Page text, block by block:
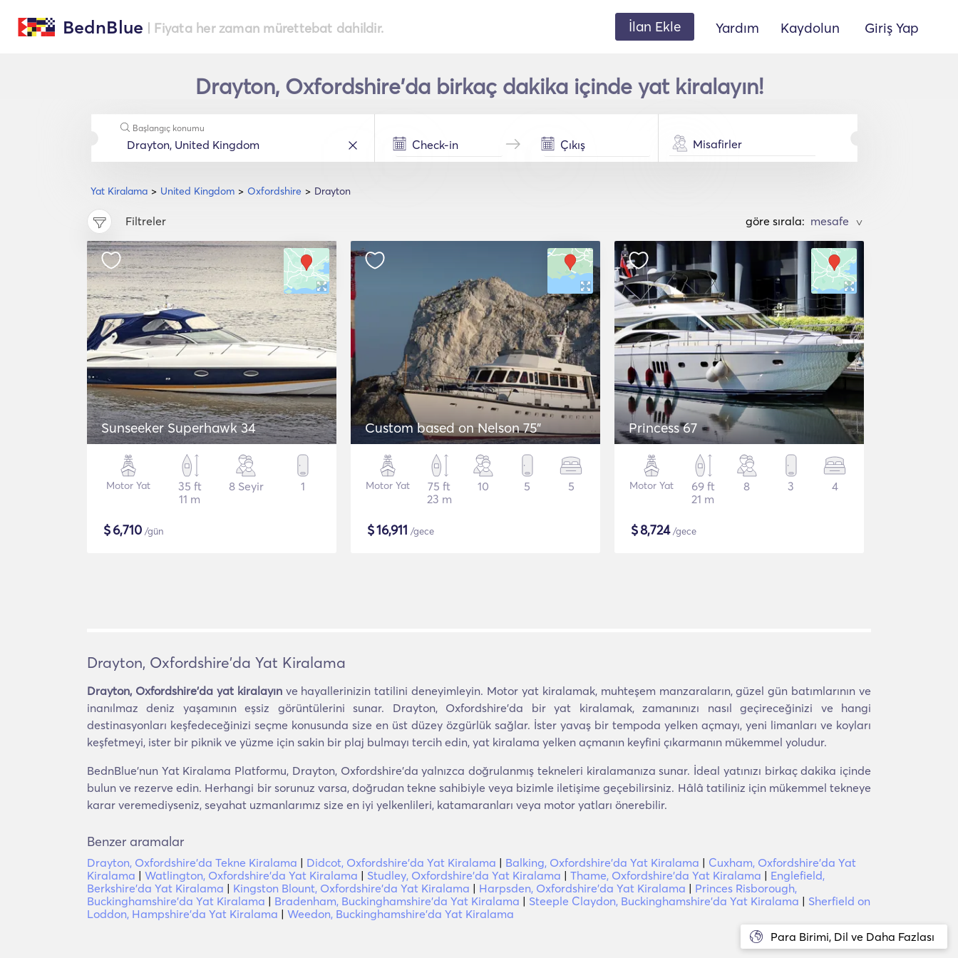
BednBlue | Fiyata her zaman mürettebat dahildir. İlan Ekle Yardım Kaydolun Giriş Yap
Drayton, Oxfordshire'da birkaç dakika içinde yat kiralayın!
Yat Kiralama United Kingdom Oxfordshire Drayton
Başlangıç konumu
Misafirler
Filtreler göre sırala: >
Sunseeker Superhawk 34
Motor Yat
35 ft
11 m
8 Seyir 1
$6,710 /gün
Custom based on Nelson 75"
Motor Yat
75 ft
23 m
10 5 5
$16,911 /gece
Princess 67
Motor Yat
69 ft
21 m
8 3 4
$8,724/gece
Para Birimi, Dil ve Daha Fazlası
Drayton, Oxfordshire'da Yat Kiralama
Drayton, Oxfordshire'da yat kiralayınve hayallerinizin tatilini deneyimleyin. Motor yat kiralamak, muhteşem manzaraların, güzel gün batımlarının ve
inanılmaz deniz yaşamının eşsiz görüntülerini sunar. Drayton, Oxfordshire'da bir yat kiralamak, zamanınızı nasıl geçireceğinizi ve hangi
destinasyonları keşfedeceğinizi seçme konusunda size en üst düzey özgürlük sağlar. İster yavaş bir tempoda yelken açmayı, yeni limanları ve koyları
keşfetmeyi, ister bir piknik ve yüzme için sakin bir plaj bulmayı tercih edin, yat kiralama yelken açmanın keyfini çıkarmanın mükemmel yoludur.
BednBlue'nun Yat Kiralama Platformu, Drayton, Oxfordshire'da yalnızca doğrulanmış tekneleri kiralamanıza sunar. İdeal yatınızı birkaç dakika içinde
bulun ve rezerve edin. Herhangi bir sorunuz varsa, doğrudan tekne sahibiyle veya bizimle iletişime geçebilirsiniz. Hâlâ tatiliniz için mükemmel tekneye
karar veremediyseniz, seyahat uzmanlarımız size en iyi yelkenlileri, katamaranları veya motor yatları önerebilir.
Benzer aramalar
Drayton, Oxfordshire'da Tekne Kiralama | Didcot, Oxfordshire'da Yat Kiralama | Balking, Oxfordshire'da Yat Kiralama | Cuxham, Oxfordshire'da Yat
Kiralama | Watlington, Oxfordshire'da Yat Kiralama | Studley, Oxfordshire'da Yat Kiralama | Thame, Oxfordshire'da Yat Kiralama | Englefield,
Berkshire'da Yat Kiralama | Kingston Blount, Oxfordshire'da Yat Kiralama | Harpsden, Oxfordshire'da Yat Kiralama | Princes Risborough,
Buckinghamshire'da Yat Kiralama | Bradenham, Buckinghamshire'da Yat Kiralama | Steeple Claydon, Buckinghamshire'da Yat Kiralama | Sherfield on
Loddon, Hampshire'da Yat Kiralama | Weedon, Buckinghamshire'da Yat Kiralama